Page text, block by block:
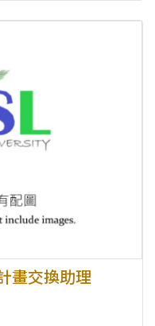
畫交換助理